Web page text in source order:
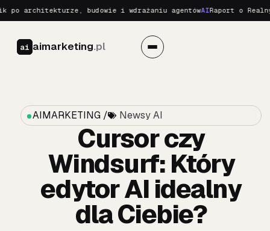
budowie i wdrażaniu agentówAIRaport o Realnych
ai aimarketing.pl
AIMARKETING / Newsy AI
Cursor czy
Windsurf: Który
edytor AI idealny
dla Ciebie?